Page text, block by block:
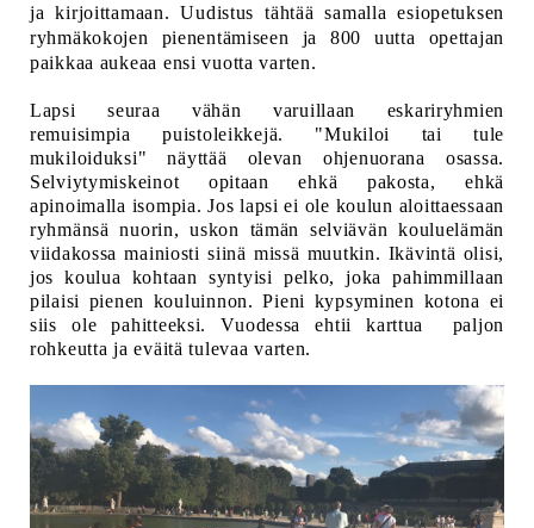
ja kirjoittamaan. Uudistus tähtää samalla esiopetuksen
ryhmäkokojen pienentämiseen ja 800 uutta opettajan
paikkaa aukeaa ensi vuotta varten.
Lapsi seuraa vähän varuillaan eskariryhmien
remuisimpia puistoleikkejä. "Mukiloi tai tule
mukiloiduksi" näyttää olevan ohjenuorana osassa.
Selviytymiskeinot opitaan ehkä pakosta, ehkä
apinoimalla isompia. Jos lapsi ei ole koulun aloittaessaan
ryhmänsä nuorin, uskon tämän selviävän kouluelämän
viidakossa mainiosti siinä missä muutkin. Ikävintä olisi,
jos koulua kohtaan syntyisi pelko, joka pahimmillaan
pilaisi pienen kouluinnon. Pieni kypsyminen kotona ei
siis ole pahitteeksi. Vuodessa ehtii karttua paljon
rohkeutta ja eväitä tulevaa varten.